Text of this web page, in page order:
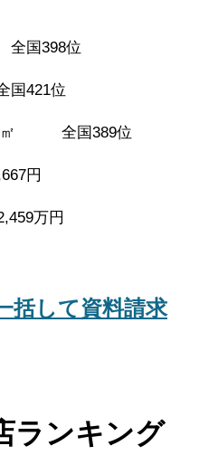
国398位
421位
㎡ 全国389位
円
万円
括して資料請求
ランキング